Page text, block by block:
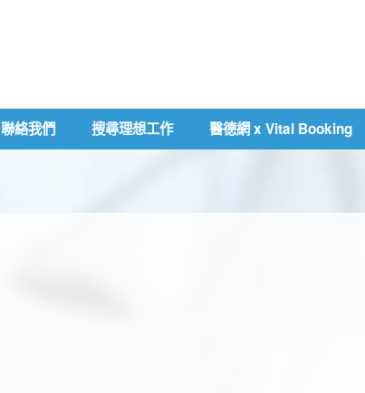
聯絡我們 搜尋理想工作 醫德網 x Vital Booking